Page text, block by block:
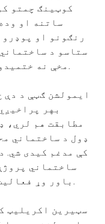
کوټینګ چمتو
ساتنه او
رنګونو او
ستاسو د
مخې نه ختمیدونکي امکاناتو ته اجازه ورکوي.
بهر
مطابقت هم لري،
ډول د ساختماني
کې مدغم کیدی شي.
ساختماني
باور وړ فعالیت او لوړ کیفیت پایلې چمتو کوي.